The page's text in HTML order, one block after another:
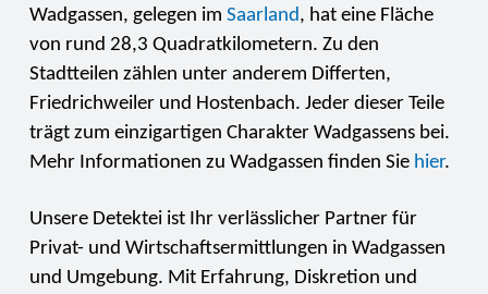
Wadgassen, gelegen im Saarland, hat eine Fläche
von rund 28,3 Quadratkilometern. Zu den
Stadtteilen zählen unter anderem Differten,
Friedrichweiler und Hostenbach. Jeder dieser Teile
trägt zum einzigartigen Charakter Wadgassens bei.
Mehr Informationen zu Wadgassen finden Sie hier.
Unsere Detektei ist Ihr verlässlicher Partner für
Privat- und Wirtschaftsermittlungen in Wadgassen
und Umgebung. Mit Erfahrung, Diskretion und